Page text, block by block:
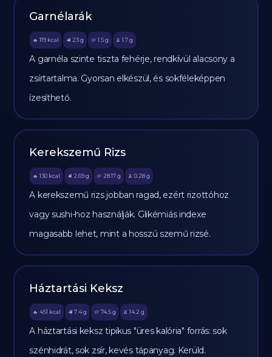
Garnélarák
🔥 119 kcal 🥩 23 g 🥔 1.5g 🫒 1.7 g
A garnéla szinte tiszta fehérje, rendkívül alacsony a
zsírtartalma. Gyorsan elkészül, és sokféleképpen
ízesíthető.
Kerekszemű Rizs
🔥 130 kcal 🥩 2.69 g 🥔 28.17g 🫒 0.28 g
A kerekszemű rizs jobban ragad, ezért rizottóhoz
vagy sushi-hoz használják. Glikémiás indexe
magasabb lehet, mint a hosszú szemű rizsé.
Háztartási Keksz
🔥 451 kcal 🥩 7.4 g 🥔 74.5g 🫒 14.2 g
A háztartási keksz tipikus "üres kalória" forrás: sok
szénhidrát, sok zsír, kevés tápanyag. Kerüld.